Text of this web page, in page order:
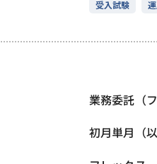
受入試験
業務委託（
初月単月（